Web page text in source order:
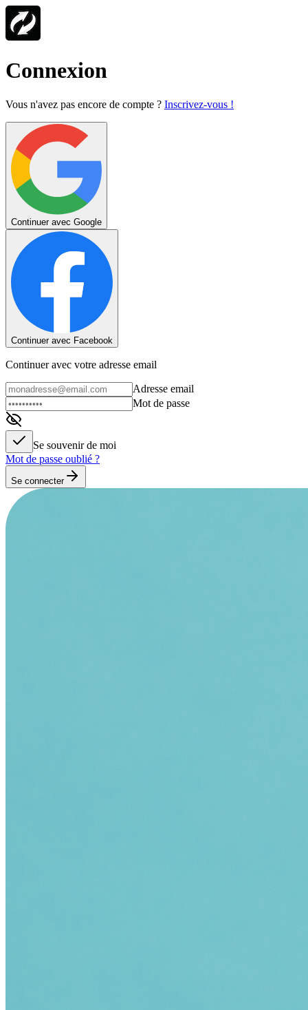
Connexion
Vous n'avez pas encore de compte ? Inscrivez-vous !
Continuer avec Google
Continuer avec Facebook
Continuer avec votre adresse email
Adresse email
Mot de passe
Se souvenir de moi
Mot de passe oublié ?
Se connecter